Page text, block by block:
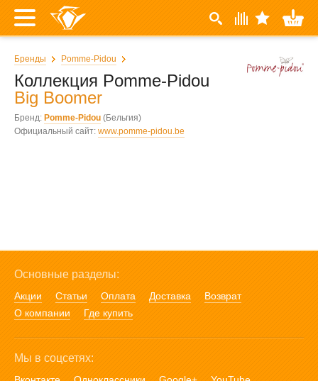
Бренды Pomme-Pidou
Коллекция Pomme-Pidou
Big Boomer
Бренд: Pomme-Pidou (Бельгия)
Официальный сайт: www.pomme-pidou.be
Основные разделы:
Акции Статьи Оплата Доставка
Возврат
О компании
Где купить
Мы в соцсетях: